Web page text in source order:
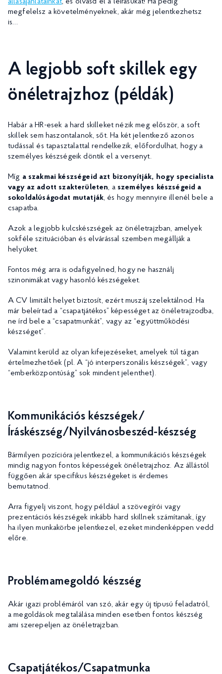
állásajánlatainkat, és olvasd el a leírásukat! Ha pedig
megfelelsz a követelményeknek, akár még jelentkezhetsz
is…
A legjobb soft skillek egy
önéletrajzhoz (példák)
Habár a HR-esek a hard skilleket nézik meg először, a soft
skillek sem haszontalanok, sőt. Ha két jelentkező azonos
tudással és tapasztalattal rendelkezik, előfordulhat, hogy a
személyes készségeik döntik el a versenyt.
Míg a szakmai készségeid azt bizonyítják, hogy specialista
vagy az adott szakterületen, a személyes készségeid a
sokoldalúságodat mutatják, és hogy mennyire illenél bele a
csapatba.
Azok a legjobb kulcskészségek az önéletrajzban, amelyek
sokféle szituációban és elvárással szemben megállják a
helyüket.
Fontos még arra is odafigyelned, hogy ne használj
szinonimákat vagy hasonló készségeket.
A CV limitált helyet biztosít, ezért muszáj szelektálnod. Ha
már beleírtad a “csapatjátékos” képességet az önéletrajzodba,
ne írd bele a “csapatmunkát”, vagy az “együttműködési
készséget”.
Valamint kerüld az olyan kifejezéseket, amelyek túl tágan
értelmezhetőek (pl. A “jó interperszonális készségek”, vagy
“emberközpontúság” sok mindent jelenthet).
Kommunikációs készségek/
Íráskészség/Nyilvánosbeszéd-készség
Bármilyen pozícióra jelentkezel, a kommunikációs készségek
mindig nagyon fontos képességek önéletrajzhoz. Az állástól
függően akár specifikus készségeket is érdemes
bemutatnod.
Arra figyelj viszont, hogy például a szövegírói vagy
prezentációs készségek inkább hard skillnek számítanak, így
ha ilyen munkakörbe jelentkezel, ezeket mindenképpen vedd
előre.
Problémamegoldó készség
Akár igazi problémáról van szó, akár egy új típusú feladatról,
a megoldások megtalálása minden esetben fontos készség
ami szerepeljen az önéletrajzban.
Csapatjátékos/Csapatmunka